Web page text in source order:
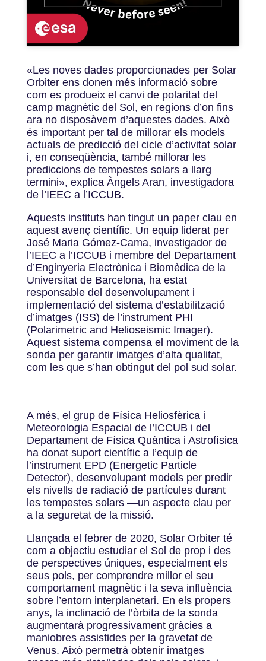
«Les noves dades proporcionades per Solar
Orbiter ens donen més informació sobre
com es produeix el canvi de polaritat del
camp magnètic del Sol, en regions d’on fins
ara no disposàvem d’aquestes dades. Això
és important per tal de millorar els models
actuals de predicció del cicle d’activitat solar
i, en conseqüència, també millorar les
prediccions de tempestes solars a llarg
termini», explica Àngels Aran, investigadora
de l’IEEC a l’ICCUB.
Aquests instituts han tingut un paper clau en
aquest avenç científic. Un equip liderat per
José Maria Gómez-Cama, investigador de
l’IEEC a l’ICCUB i membre del Departament
d’Enginyeria Electrònica i Biomèdica de la
Universitat de Barcelona, ha estat
responsable del desenvolupament i
implementació del sistema d’estabilització
d’imatges (ISS) de l’instrument PHI
(Polarimetric and Helioseismic Imager).
Aquest sistema compensa el moviment de la
sonda per garantir imatges d’alta qualitat,
com les que s’han obtingut del pol sud solar.
A més, el grup de Física Heliosfèrica i
Meteorologia Espacial de l’ICCUB i del
Departament de Física Quàntica i Astrofísica
ha donat suport científic a l’equip de
l’instrument EPD (Energetic Particle
Detector), desenvolupant models per predir
els nivells de radiació de partícules durant
les tempestes solars —un aspecte clau per
a la seguretat de la missió.
Llançada el febrer de 2020, Solar Orbiter té
com a objectiu estudiar el Sol de prop i des
de perspectives úniques, especialment els
seus pols, per comprendre millor el seu
comportament magnètic i la seva influència
sobre l’entorn interplanetari. En els propers
anys, la inclinació de l’òrbita de la sonda
augmentarà progressivament gràcies a
maniobres assistides per la gravetat de
Venus. Això permetrà obtenir imatges